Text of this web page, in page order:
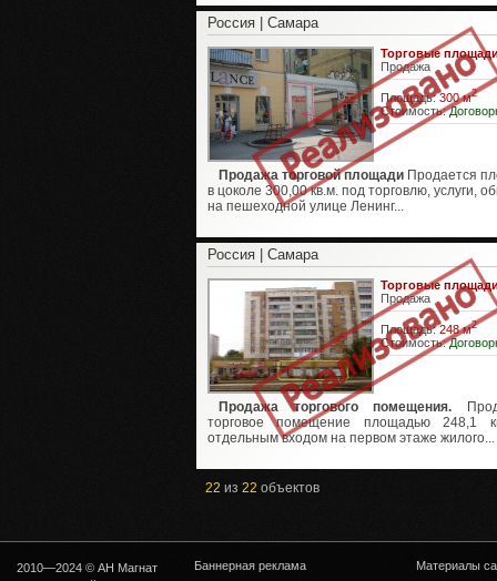
Россия | Самара
Торговые
Продажа
Площадь:300 м2
Стоимость:
Продажа торговой площади Продается
в цоколе 300,00 кв.м. под торговлю, услуги,
на пешеходной улице Ленинг...
Россия | Самара
Торговые
Продажа
Площадь:248 м2
Стоимость:
Продажа торгового помещения.
торговое помещение площадью 248,1
отдельным входом на первом этаже жилого...
22 из 22 объектов
2010—2024 © АН Магнат
Баннерная реклама Материалы